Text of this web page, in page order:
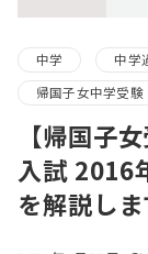
中学 中学
帰国子女中学受験
【帰国子
入試 2016
を解説し